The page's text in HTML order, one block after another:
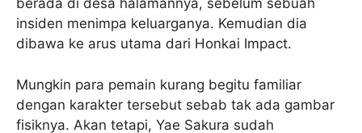
berada di desa halamannya, sebelum sebuah
insiden menimpa keluarganya. Kemudian dia
dibawa ke arus utama dari Honkai Impact.
Mungkin para pemain kurang begitu familiar
dengan karakter tersebut sebab tak ada gambar
fisiknya. Akan tetapi, Yae Sakura sudah